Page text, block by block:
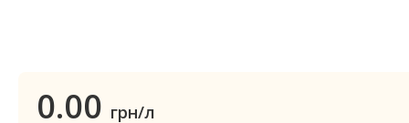
0.00 грн/л